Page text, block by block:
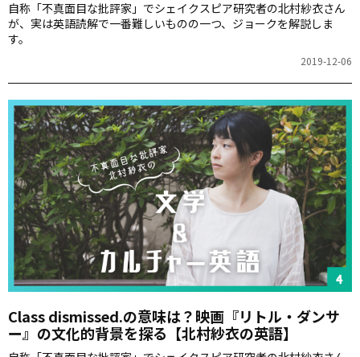
自称「不真面目な批評家」でシェイクスピア研究者の北村紗衣さん
が、実は英語読解で一番難しいものの一つ、ジョークを解説しま
す。
2019-12-06
Class dismissed.の意味は？映画『リトル・ダンサ
ー』の文化的背景を探る【北村紗衣の英語】